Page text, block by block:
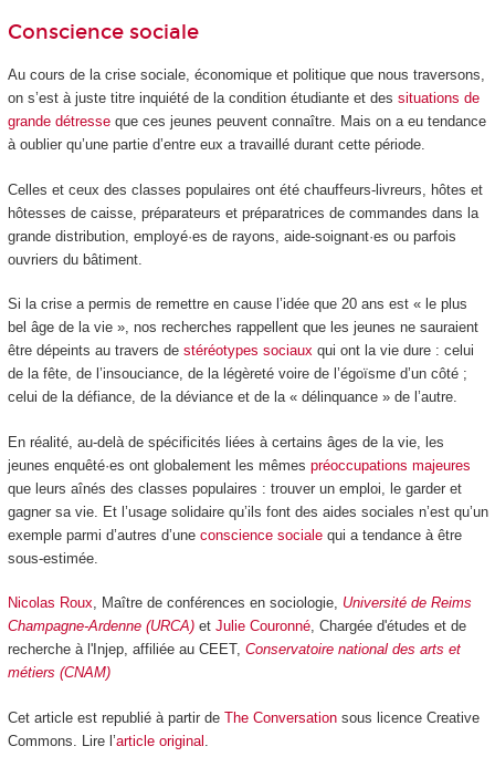
Conscience sociale
Au cours de la crise sociale, économique et politique que nous traversons,
on s’est à juste titre inquiété de la condition étudiante et des situations de
grande détresseque ces jeunes peuvent connaître. Mais on a eu tendance
à oublier qu’une partie d’entre eux a travaillé durant cette période.
Celles et ceux des classes populaires ont été chauffeurs-livreurs, hôtes et
hôtesses de caisse, préparateurs et préparatrices de commandes dans la
grande distribution, employé·es de rayons, aide-soignant·es ou parfois
ouvriers du bâtiment.
Si la crise a permis de remettre en cause l’idée que 20 ans est « le plus
bel âge de la vie », nos recherches rappellent que les jeunes ne sauraient
être dépeints au travers de stéréotypes sociauxqui ont la vie dure : celui
de la fête, de l’insouciance, de la légèreté voire de l’égoïsme d’un côté ;
celui de la défiance, de la déviance et de la « délinquance » de l’autre.
En réalité, au-delà de spécificités liées à certains âges de la vie, les
jeunes enquêté·es ont globalement les mêmes préoccupations majeures
que leurs aînés des classes populaires : trouver un emploi, le garder et
gagner sa vie. Et l’usage solidaire qu’ils font des aides sociales n’est qu’un
exemple parmi d’autres d’une conscience socialequi a tendance à être
sous-estimée.
Nicolas Roux, Maître de conférences en sociologie, Université de Reims
Champagne-Ardenne (URCA)et Julie Couronné, Chargée d'études et de
recherche à l'Injep, affiliée au CEET, Conservatoire national des arts et
métiers (CNAM)
Cet article est republié à partir de The Conversationsous licence Creative
Commons. Lire l’article original